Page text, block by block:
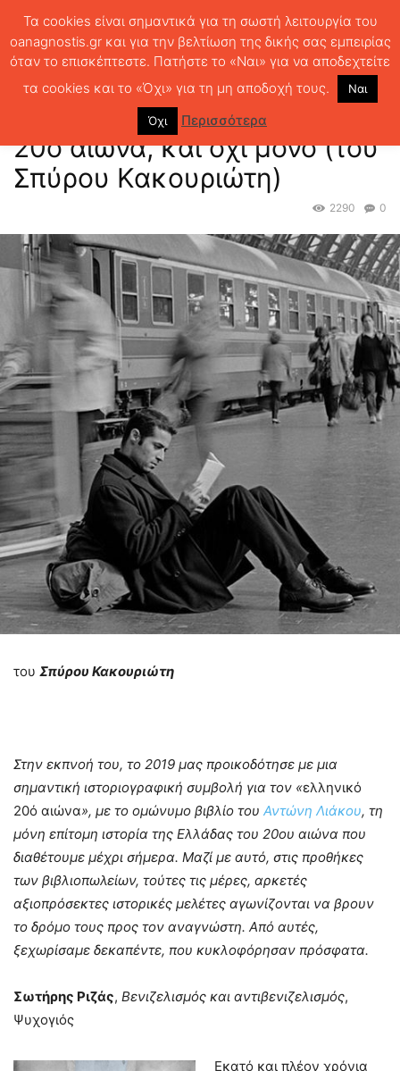
15 μελέτες για τον ελληνικό 20ό αιώνα,
και όχι μόνο (του Σπύρου...
15 μελέτες για τον ελληνικό
20ό αιώνα, και όχι μόνο (του
Σπύρου Κακουριώτη)
0
2290
του Σπύρου Κακουριώτη
Στην εκπνοή του, το 2019 μας προικοδότησε με μια
σημαντική ιστοριογραφική συμβολή για τον «ελληνικό
20ό αιώνα», με το ομώνυμο βιβλίο του Αντώνη Λιάκου, τη
μόνη επίτομη ιστορία της Ελλάδας του 20ου αιώνα που
διαθέτουμε μέχρι σήμερα. Μαζί με αυτό, στις προθήκες
των βιβλιοπωλείων, τούτες τις μέρες, αρκετές
αξιοπρόσεκτες ιστορικές μελέτες αγωνίζονται να βρουν
το δρόμο τους προς τον αναγνώστη. Από αυτές,
ξεχωρίσαμε δεκαπέντε, που κυκλοφόρησαν πρόσφατα.
Σωτήρης Ριζάς, Βενιζελισμός και αντιβενιζελισμός,
Ψυχογιός
Εκατό και πλέον χρόνια
Τα cookies είναι σημαντικά για τη σωστή λειτουργία του
oanagnostis.gr και για την βελτίωση της δικής σας εμπειρίας
όταν το επισκέπτεστε. Πατήστε το «Ναι» για να αποδεχτείτε
τα cookies και το «Όχι» για τη μη αποδοχή τους.
Ναι
Όχι Περισσότερα